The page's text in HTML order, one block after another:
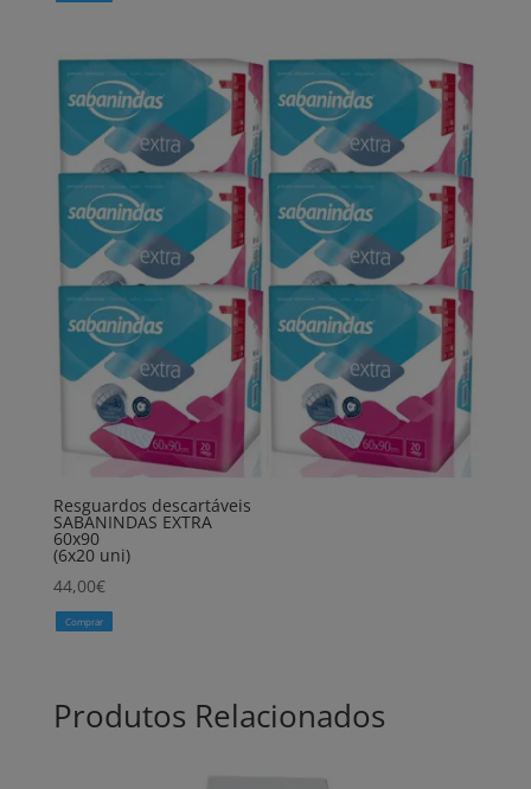
Resguardos descartáveis
SABANINDAS EXTRA
60x90
(6x20 uni)
44,00€
Comprar
Produtos Relacionados